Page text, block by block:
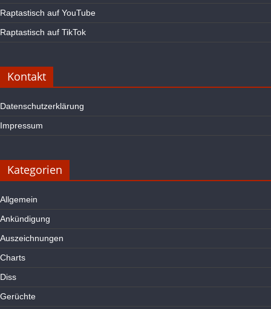
Raptastisch auf YouTube
Raptastisch auf TikTok
Kontakt
Datenschutzerklärung
Impressum
Kategorien
Allgemein
Ankündigung
Auszeichnungen
Charts
Diss
Gerüchte